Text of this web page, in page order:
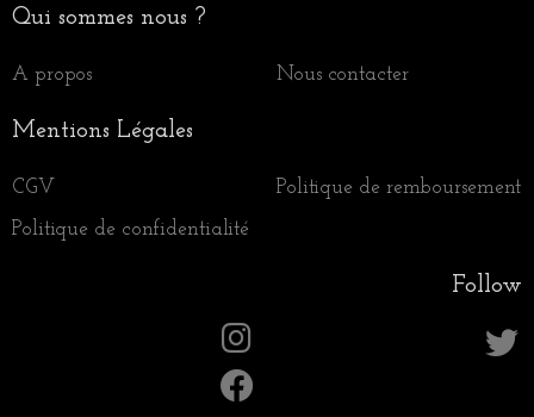
Qui sommes nous ?
A propos Nous contacter
Mentions Légales
CGV
Politique de confidentialité
Politique de remboursement
Follow